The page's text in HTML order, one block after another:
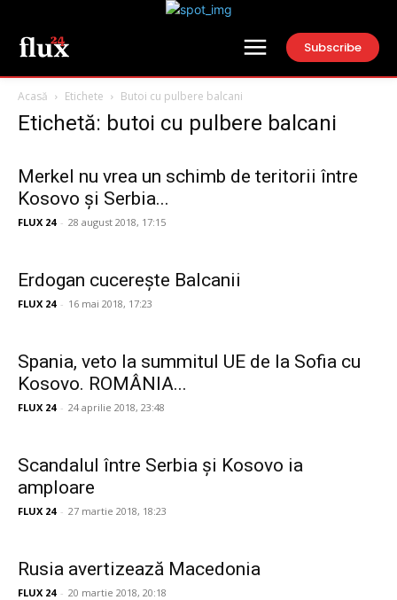
Subscribe
Acasă Etichete Butoi cu pulbere balcani
Etichetă: butoi cu pulbere balcani
Merkel nu vrea un schimb de teritorii între
Kosovo și Serbia...
FLUX 24 - 28 august 2018, 17:15
Erdogan cucerește Balcanii
FLUX 24 - 16 mai 2018, 17:23
Spania, veto la summitul UE de la Sofia cu
Kosovo. ROMÂNIA...
FLUX 24 - 24 aprilie 2018, 23:48
Scandalul între Serbia și Kosovo ia
amploare
FLUX 24 - 27 martie 2018, 18:23
Rusia avertizează Macedonia
FLUX 24 - 20 martie 2018, 20:18